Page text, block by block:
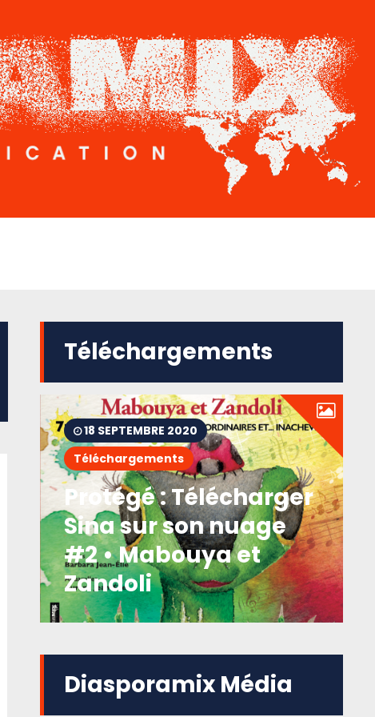
Téléchargements
18 SEPTEMBRE 2020
Téléchargements
Protégé : Télécharger
Sina sur son nuage
#2 • Mabouya et
Zandoli
Diasporamix Média